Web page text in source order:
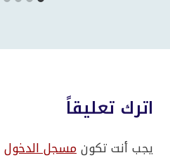
اترك تعليقاً
يجب أنت تكونمسجل الدخول